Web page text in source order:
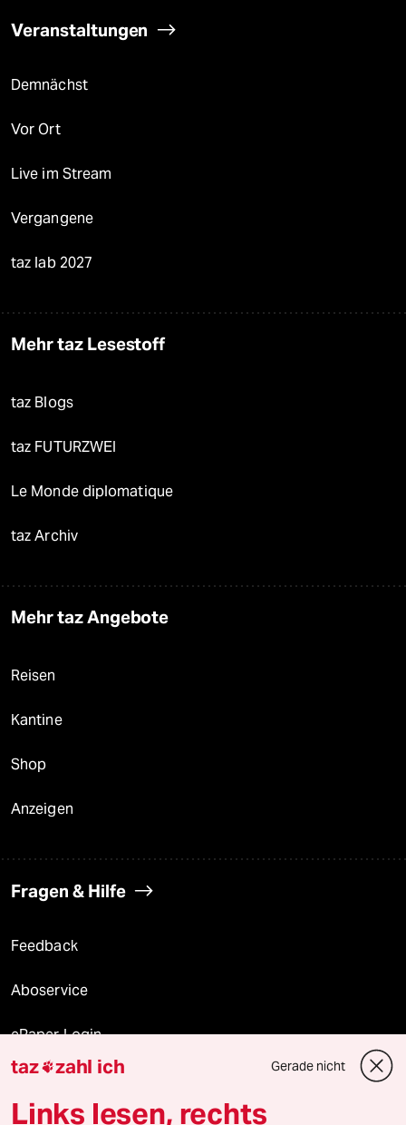
Veranstaltungen
Demnächst
Vor Ort
Live im Stream
Vergangene
taz lab 2027
Mehr taz Lesestoff
taz Blogs
taz FUTURZWEI
Le Monde diplomatique
taz Archiv
Mehr taz Angebote
Reisen
Kantine
Shop
Anzeigen
Fragen & Hilfe
Feedback
Aboservice
ePaper Login
Downloads für Abonnierende
taz zahl ich Gerade nicht
Links lesen, rechts